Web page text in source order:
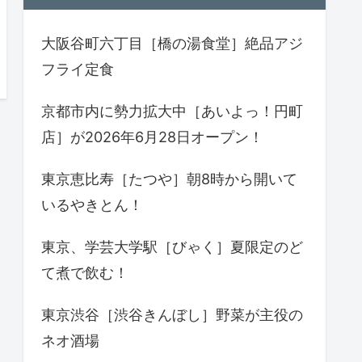
大阪谷町六丁目［橋の湯食堂］絶品アジ
フライ定食
京都市内に勢力拡大中［あいよっ！円町
店］が2026年6月28日オープン！
東京恵比寿［たつや］朝8時から開いて
いるやきとん！
東京、学芸大学駅［びゃく］夏限定のど
て煮で飲む！
東京渋谷［渋谷きんぼし］野菜が主役の
ネオ酒場